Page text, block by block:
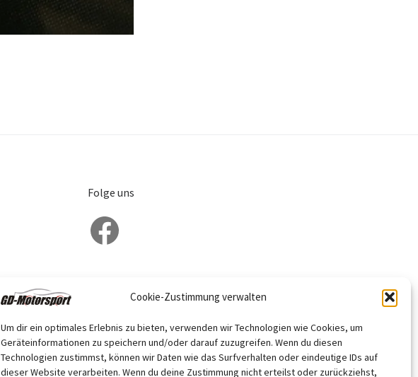
Cookie-Zustimmung verwalten
Um dir ein optimales Erlebnis zu bieten, verwenden wir Technologien wie Cookies, um
Geräteinformationen zu speichern und/oder darauf zuzugreifen. Wenn du diesen
Technologien zustimmst, können wir Daten wie das Surfverhalten oder eindeutige IDs auf
dieser Website verarbeiten. Wenn du deine Zustimmung nicht erteilst oder zurückziehst,
Folge uns
Facebook